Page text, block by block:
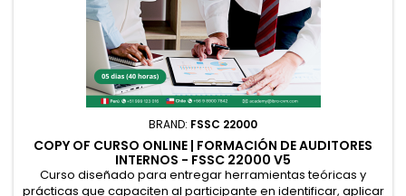
BRAND: FSSC 22000
COPY OF CURSO ONLINE | FORMACIÓN DE AUDITORES
INTERNOS - FSSC 22000 V5
Curso diseñado para entregar herramientas teóricas y
prácticas que capaciten al participante en identificar, aplicar